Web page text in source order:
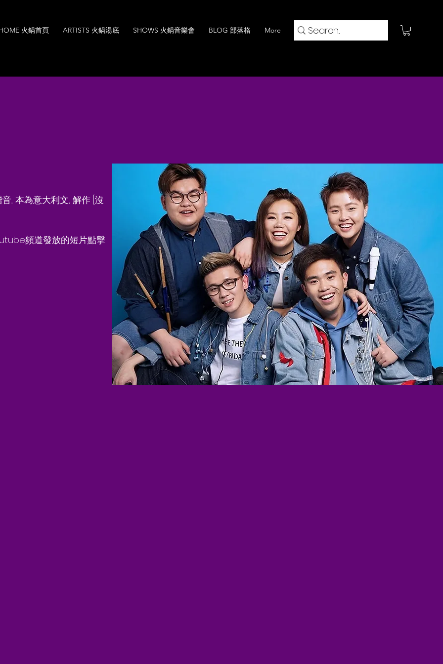
火鍋首頁 ARTISTS 火鍋湯底 SHOWS 火鍋音樂會 BLOG 部落格 More
, 本為意大利文, 解作 [沒
頻道發放的短片點擊